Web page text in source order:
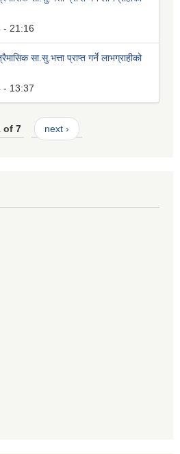
- 21:16
सा.सु.भत्ता प्राप्त गर्ने लाभग्राहीको
- 13:37
of 7 next ›